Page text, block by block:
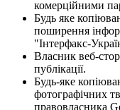
комерційними
Будь яке
поширення
"Інтерфакс-
Власник веб-
публікації.
Будь-яке
фотографічних
правовласника